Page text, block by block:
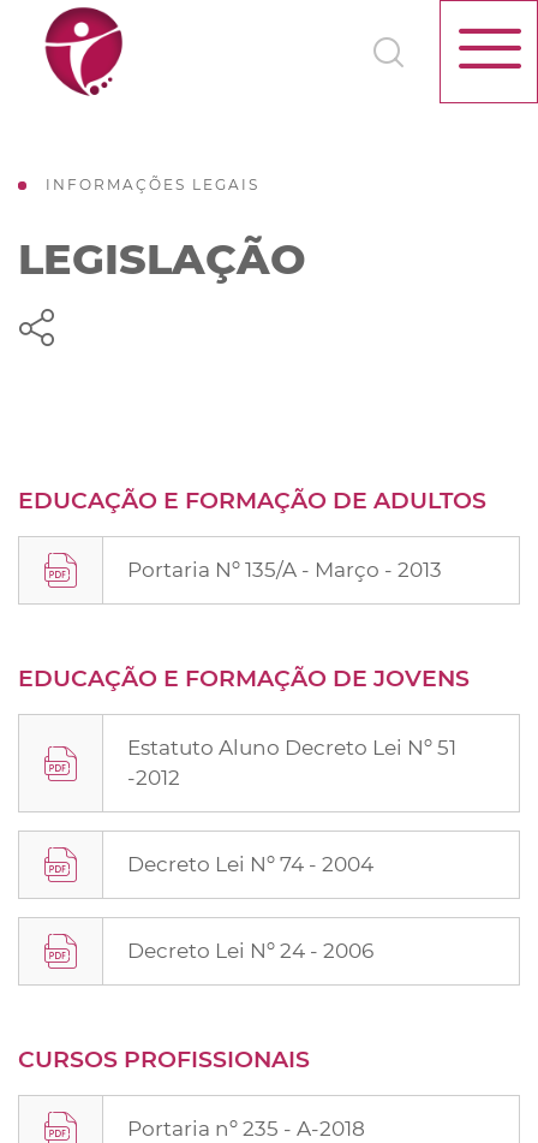
INFORMAÇÕES LEGAIS
LEGISLAÇÃO
EDUCAÇÃO E FORMAÇÃO DE ADULTOS
Portaria Nº 135/A - Março - 2013
EDUCAÇÃO E FORMAÇÃO DE JOVENS
Estatuto Aluno Decreto Lei Nº 51
-2012
Decreto Lei Nº 74 - 2004
Decreto Lei Nº 24 - 2006
CURSOS PROFISSIONAIS
Portaria nº 235 - A-2018